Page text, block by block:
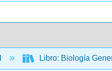
Libro: Biología